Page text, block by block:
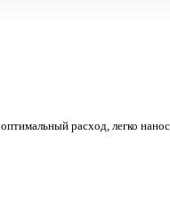
расход, легко